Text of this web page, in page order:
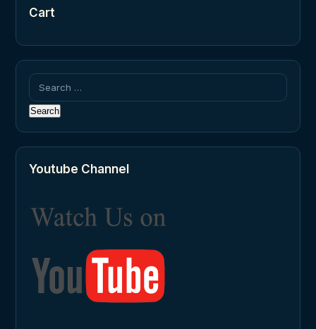
Cart
Search
for:
Youtube Channel